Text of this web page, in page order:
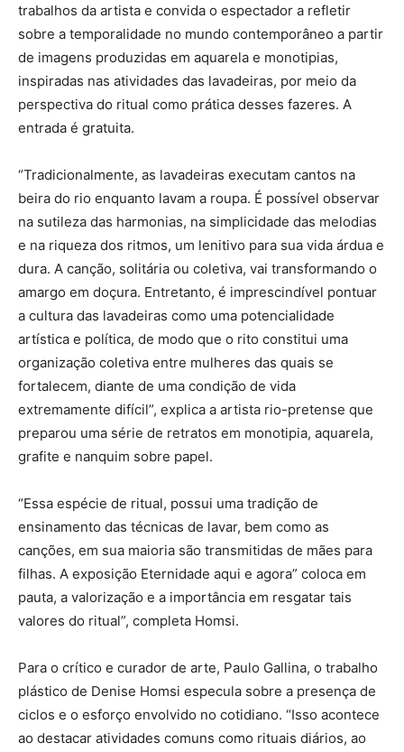
trabalhos da artista e convida o espectador a refletir
sobre a temporalidade no mundo contemporâneo a partir
de imagens produzidas em aquarela e monotipias,
inspiradas nas atividades das lavadeiras, por meio da
perspectiva do ritual como prática desses fazeres. A
entrada é gratuita.
“Tradicionalmente, as lavadeiras executam cantos na
beira do rio enquanto lavam a roupa. É possível observar
na sutileza das harmonias, na simplicidade das melodias
e na riqueza dos ritmos, um lenitivo para sua vida árdua e
dura. A canção, solitária ou coletiva, vai transformando o
amargo em doçura. Entretanto, é imprescindível pontuar
a cultura das lavadeiras como uma potencialidade
artística e política, de modo que o rito constitui uma
organização coletiva entre mulheres das quais se
fortalecem, diante de uma condição de vida
extremamente difícil”, explica a artista rio-pretense que
preparou uma série de retratos em monotipia, aquarela,
grafite e nanquim sobre papel.
“Essa espécie de ritual, possui uma tradição de
ensinamento das técnicas de lavar, bem como as
canções, em sua maioria são transmitidas de mães para
filhas. A exposição Eternidade aqui e agora” coloca em
pauta, a valorização e a importância em resgatar tais
valores do ritual”, completa Homsi.
Para o crítico e curador de arte, Paulo Gallina, o trabalho
plástico de Denise Homsi especula sobre a presença de
ciclos e o esforço envolvido no cotidiano. “Isso acontece
ao destacar atividades comuns como rituais diários, ao